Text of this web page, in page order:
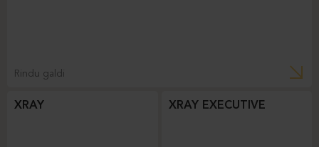
Rindu galdi
XRAY XRAY EXECUTIVE